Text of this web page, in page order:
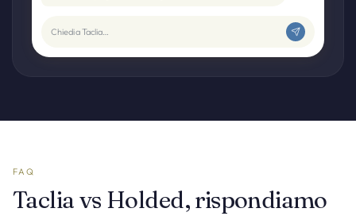
Chiedi a Taclia…
FAQ
Taclia vs Holded, rispondiamo